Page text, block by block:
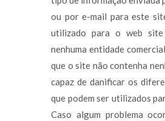
ou por e-mail para este
utilizado para o web
nenhuma entidade
que o site não contenha
capaz de danificar os
que podem ser utilizados
Caso algum problema